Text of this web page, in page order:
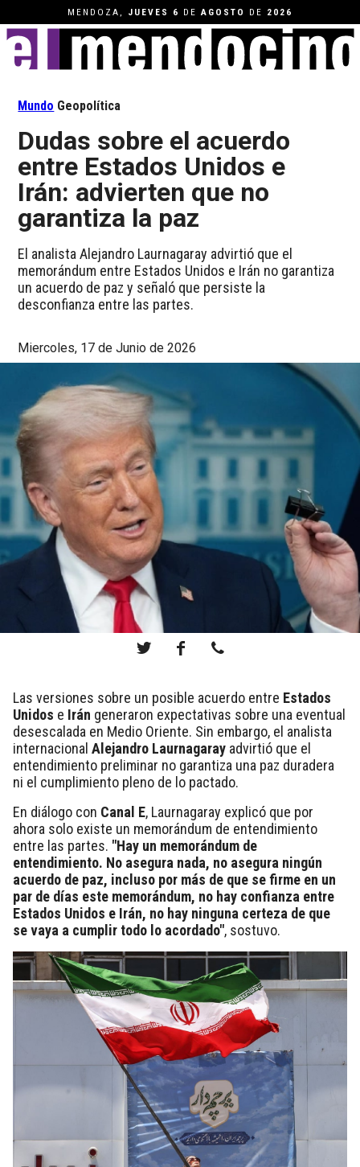
MENDOZA, JUEVES 6 DEAGOSTO DE 2026
Mundo Geopolítica
Dudas sobre el acuerdo
entre Estados Unidos e
Irán: advierten que no
garantiza la paz
El analista Alejandro Laurnagaray advirtió que el
memorándum entre Estados Unidos e Irán no garantiza
un acuerdo de paz y señaló que persiste la
desconfianza entre las partes.
Miercoles, 17 de Junio de 2026
Las versiones sobre un posible acuerdo entre Estados
Unidos e Irán generaron expectativas sobre una eventual
desescalada en Medio Oriente. Sin embargo, el analista
internacional Alejandro Laurnagaray advirtió que el
entendimiento preliminar no garantiza una paz duradera
ni el cumplimiento pleno de lo pactado.
En diálogo con Canal E, Laurnagaray explicó que por
ahora solo existe un memorándum de entendimiento
entre las partes. "Hay un memorándum de
entendimiento. No asegura nada, no asegura ningún
acuerdo de paz, incluso por más de que se firme en un
par de días este memorándum, no hay confianza entre
Estados Unidos e Irán, no hay ninguna certeza de que
se vaya a cumplir todo lo acordado", sostuvo.